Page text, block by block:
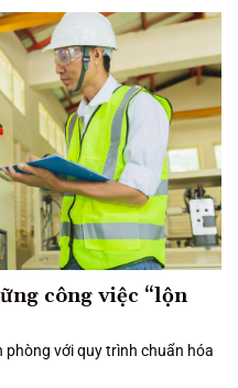
công việc “lộn
phòng với quy trình chuẩn hóa